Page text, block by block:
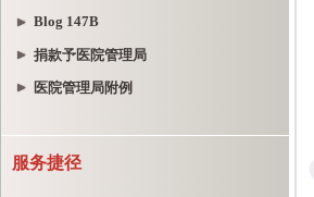
Blog 147B
捐款予医院管理局
医院管理局附例
服务捷径